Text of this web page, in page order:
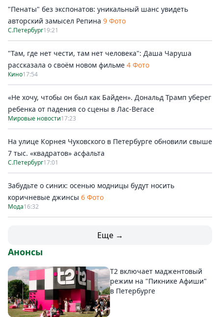
"Пенаты" без экспонатов: уникальный шанс увидеть
авторский замысел Репина 9 Фото
С.Петербург19:21
"Там, где нет чести, там нет человека": Даша Чаруша
рассказала о своём новом фильме 4 Фото
Кино17:54
«Не хочу, чтобы он был как Байден». Дональд Трамп уберег
ребенка от падения со сцены в Лас-Вегасе
Мировые новости17:23
На улице Корнея Чуковского в Петербурге обновили свыше
7 тыс. «квадратов» асфальта
С.Петербург17:01
Забудьте о синих: осенью модницы будут носить
коричневые джинсы 6 Фото
Мода16:32
Еще →
Анонсы
Т2 включает маджентовый
режим на "Пикнике Афиши"
в Петербурге